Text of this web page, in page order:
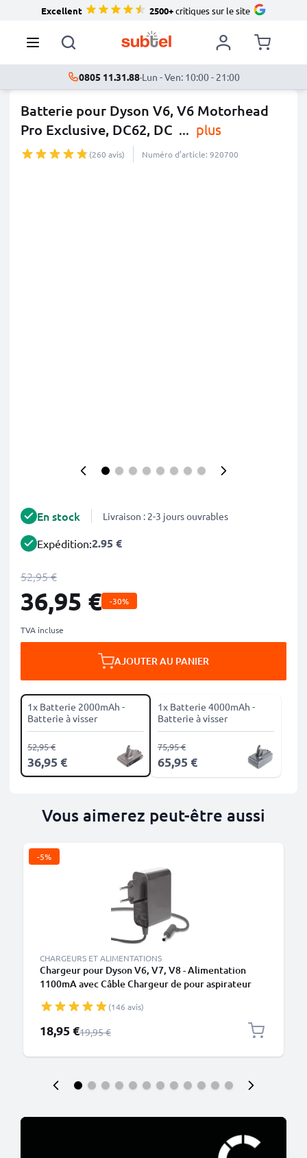
Excellent 2500+critiques sur le site
0805 11.31.88·Lun - Ven: 10:00 - 21:00
Batterie pour Dyson V6, V6 Motorhead
Pro Exclusive, DC62, DC ... plus
(260 avis) Numéro d’article: 920700
En stock Livraison : 2-3 jours ouvrables
Expédition:2.95 €
52,95 €
36,95 € -30%
TVA incluse
AJOUTER AU PANIER
1x Batterie 2000mAh -
Batterie à visser
36,95 €
52,95 €
1x Batterie 4000mAh -
Batterie à visser
65,95 €
75,95 €
Vous aimerez peut-être aussi
-5%
CHARGEURS ET ALIMENTATIONS
Chargeur pour Dyson V6, V7, V8 - Alimentation
1100mA avec Câble Chargeur de pour aspirateur
(146 avis)
Prix spécial
18,95 €Prix normal
19,95 €